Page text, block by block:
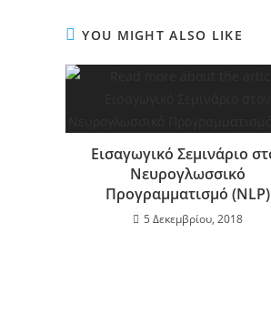
YOU MIGHT ALSO LIKE
Εισαγωγικό Σεμινάριο
Νευρογλωσσικό
Προγραμματισμό (NLP)
5 Δεκεμβρίου, 2018